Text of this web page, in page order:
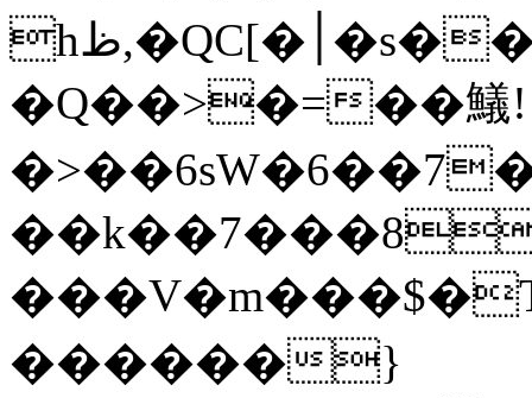
hظ,�QC[�׀�s��l{O�!|
�Q��>�=��䲑!
������}